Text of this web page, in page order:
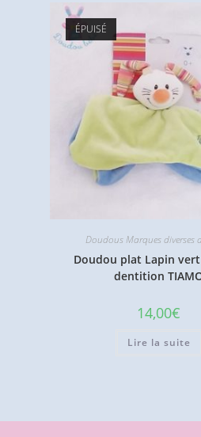
ÉPUISÉ
Doudous Marques diverses
Doudou plat Lapin
dentition
14,00€
Lire la suite